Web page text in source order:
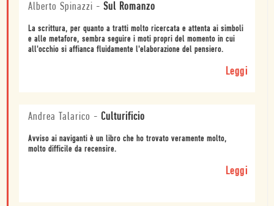
Alberto Spinazzi - Sul Romanzo
La scrittura, per quanto a tratti molto ricercata e attenta ai simboli
e alle metafore, sembra seguire i moti propri del momento in cui
all'occhio si affianca fluidamente l'elaborazione del pensiero.
Leggi
Andrea Talarico - Culturificio
Avviso ai naviganti è un libro che ho trovato veramente molto,
molto difficile da recensire.
Leggi